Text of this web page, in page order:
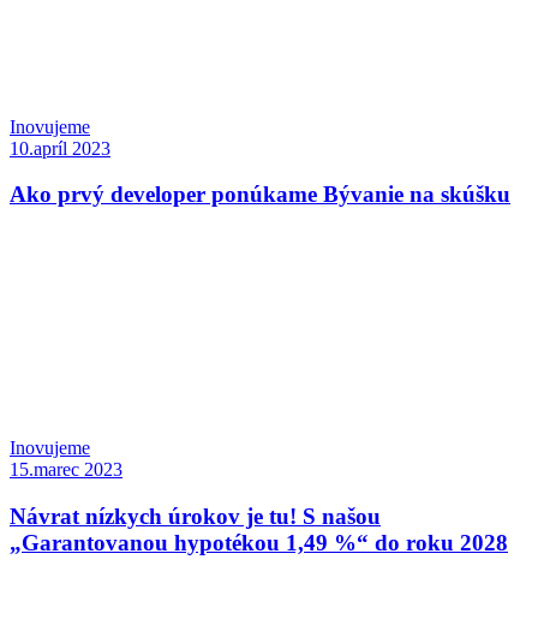
Inovujeme
10.apríl 2023
Ako prvý developer ponúkame Bývanie na skúšku
Inovujeme
15.marec 2023
Návrat nízkych úrokov je tu! S našou
„Garantovanou hypotékou 1,49 %“ do roku 2028